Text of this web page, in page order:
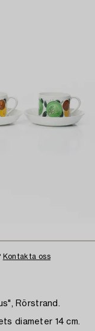
Kontakta oss
Rörstrand.
diameter 14 cm.